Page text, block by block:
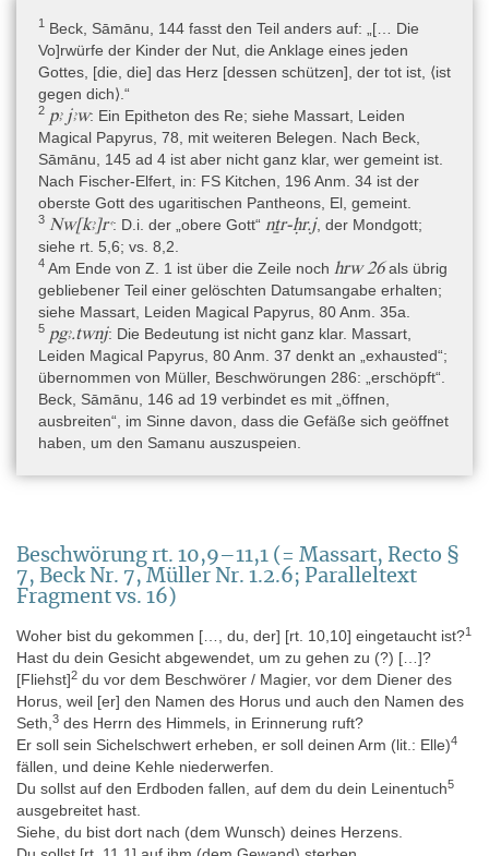
1
Beck, Sāmānu, 144 fasst den Teil anders auf: „[… Die
Vo]rwürfe der Kinder der Nut, die Anklage eines jeden
Gottes, [die, die] das Herz [dessen schützen], der tot ist, ⟨ist
gegen dich⟩.“
2 pꜣ jꜣw: Ein Epitheton des Re; siehe Massart, Leiden
Magical Papyrus, 78, mit weiteren Belegen. Nach Beck,
Sāmānu, 145 ad 4 ist aber nicht ganz klar, wer gemeint ist.
Nach Fischer-Elfert, in: FS Kitchen, 196 Anm. 34 ist der
oberste Gott des ugaritischen Pantheons, El, gemeint.
3 Nw[kꜣ]rꜥ: D.i. der „obere Gott“ nṯr-ḥr.j, der Mondgott;
siehe rt. 5,6; vs. 8,2.
4 Am Ende von Z. 1 ist über die Zeile noch hrw 26als übrig
gebliebener Teil einer gelöschten Datumsangabe erhalten;
siehe Massart, Leiden Magical Papyrus, 80 Anm. 35a.
5 pgꜣ.twnj: Die Bedeutung ist nicht ganz klar. Massart,
Leiden Magical Papyrus, 80 Anm. 37 denkt an „exhausted“;
übernommen von Müller, Beschwörungen 286: „erschöpft“.
Beck, Sāmānu, 146 ad 19 verbindet es mit „öffnen,
ausbreiten“, im Sinne davon, dass die Gefäße sich geöffnet
haben, um den Samanu auszuspeien.
Beschwörung rt. 10,9–11,1 (= Massart, Recto §
7, Beck Nr. 7, Müller Nr. 1.2.6; Paralleltext
Fragment vs. 16)
Woher bist du gekommen […, du, der] [rt. 10,10] eingetaucht ist?1
Hast du dein Gesicht abgewendet, um zu gehen zu (?) […]?
[Fliehst]2 du vor dem Beschwörer / Magier, vor dem Diener des
Horus, weil [er] den Namen des Horus und auch den Namen des
Seth,3 des Herrn des Himmels, in Erinnerung ruft?
Er soll sein Sichelschwert erheben, er soll deinen Arm (lit.: Elle)4
fällen, und deine Kehle niederwerfen.
Du sollst auf den Erdboden fallen, auf dem du dein Leinentuch5
ausgebreitet hast.
Siehe, du bist dort nach (dem Wunsch) deines Herzens.